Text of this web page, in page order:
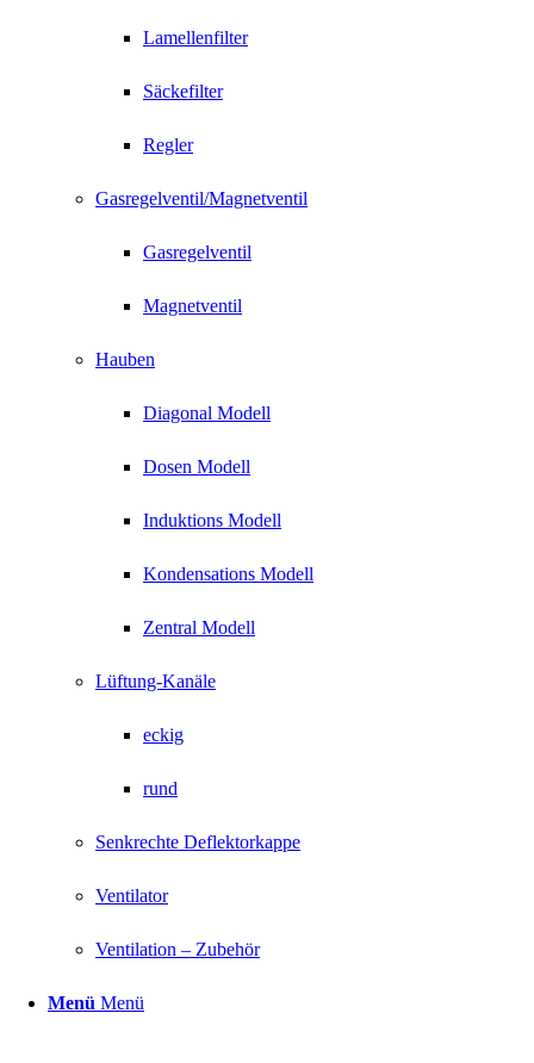
Lamellenfilter
Säckefilter
Regler
Gasregelventil/Magnetventil
Gasregelventil
Magnetventil
Hauben
Diagonal Modell
Dosen Modell
Induktions Modell
Kondensations Modell
Zentral Modell
Lüftung-Kanäle
eckig
rund
Senkrechte Deflektorkappe
Ventilator
Ventilation – Zubehör
Menü Menü